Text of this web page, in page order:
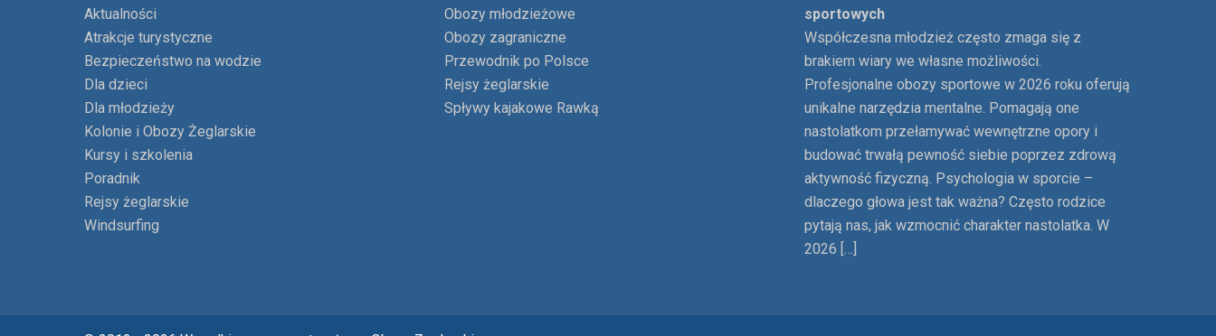
Aktualności
Atrakcje turystyczne
Bezpieczeństwo na wodzie
Dla dzieci
Dla młodzieży
Kolonie i Obozy Żeglarskie
Kursy i szkolenia
Poradnik
Rejsy żeglarskie
Windsurfing
Obozy młodzieżowe
Obozy zagraniczne
Przewodnik po Polsce
Rejsy żeglarskie
Spływy kajakowe Rawką
sportowych
Współczesna młodzież często zmaga się z
brakiem wiary we własne możliwości.
Profesjonalne obozy sportowe w 2026 roku oferują
unikalne narzędzia mentalne. Pomagają one
nastolatkom przełamywać wewnętrzne opory i
budować trwałą pewność siebie poprzez zdrową
aktywność fizyczną. Psychologia w sporcie –
dlaczego głowa jest tak ważna? Często rodzice
pytają nas, jak wzmocnić charakter nastolatka. W
2026 […]